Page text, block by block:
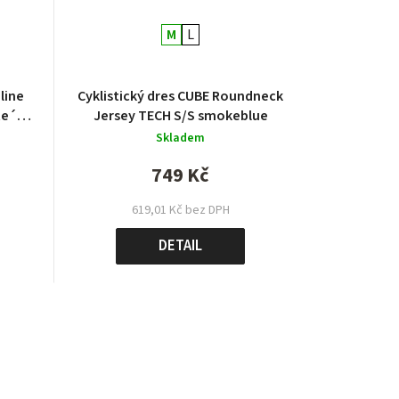
M L
Cyklistický dres CUBE Roundneck
Jersey TECH S/S smokeblue
Skladem
619,01 Kč bez DPH
749 Kč
DETAIL